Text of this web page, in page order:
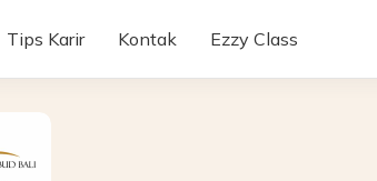
Tips Karir Kontak Ezzy Class